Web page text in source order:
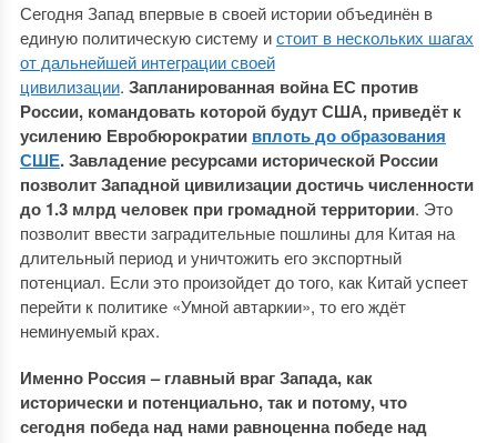
Сегодня Запад впервые в своей истории объединён в
единую политическую систему истоит в нескольких шагах
от дальнейшей интеграции своей
цивилизации. Запланированная война ЕС против
России, командовать которой будут США, приведёт к
усилению Евробюрократии вплоть до образования
СШЕ.Завладение ресурсами исторической России
позволит Западной цивилизации достичь численности
до 1.3 млрд человек при громадной территории. Это
позволит ввести заградительные пошлины для Китая на
длительный период и уничтожить его экспортный
потенциал. Если это произойдет до того, как Китай успеет
перейти к политике «Умной автаркии», то его ждёт
неминуемый крах.
Именно Россия – главный враг Запада, как
исторически и потенциально, так и потому, что
сегодня победа над нами равноценна победе над